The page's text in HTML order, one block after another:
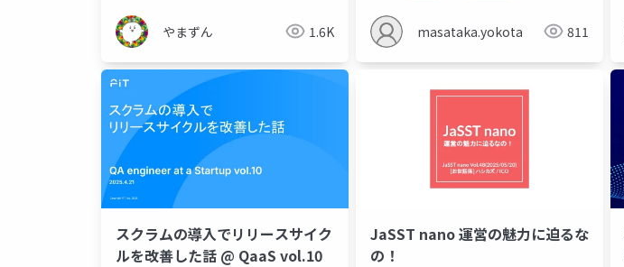
やまずん 1.6K masataka.yokota 811
スクラムの導入でリリースサイク
ルを改善した話 @ QaaS vol.10
JaSST nano 運営の魅力に迫るな
の！